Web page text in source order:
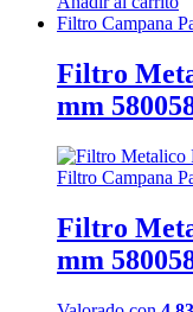
Filtro Campana
Filtro
mm
Filtro Campana
Filtro
mm